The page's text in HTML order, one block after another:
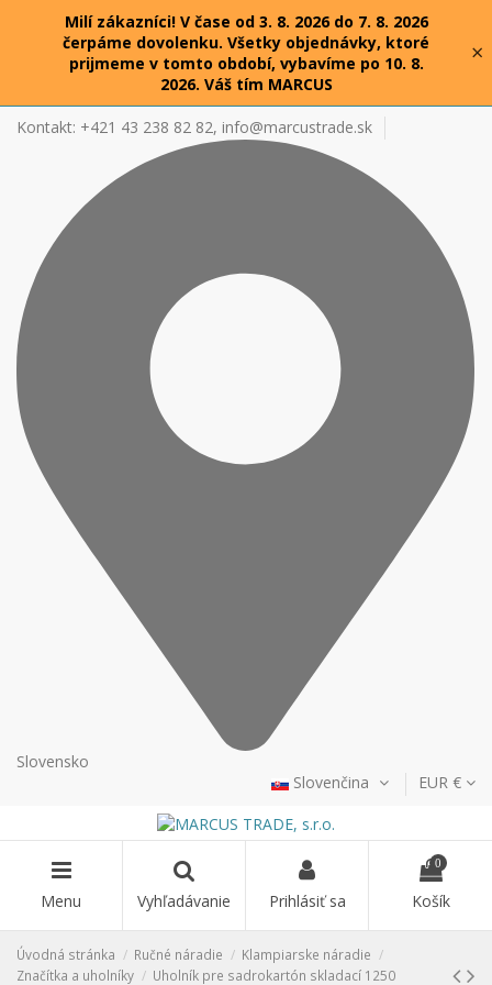
Milí zákazníci! V čase od 3. 8. 2026 do 7. 8. 2026
čerpáme dovolenku. Všetky objednávky, ktoré
prijmeme v tomto období, vybavíme po 10. 8.
2026. Váš tím MARCUS
×
Kontakt: +421 43 238 82 82, info@marcustrade.sk
Slovensko
Slovenčina
EUR €
Menu Vyhľadávanie Prihlásiť sa
0
Košík
Úvodná stránka Ručné náradie
Klampiarske náradie
Značítka a uholníky
Uholník pre sadrokartón skladací 1250